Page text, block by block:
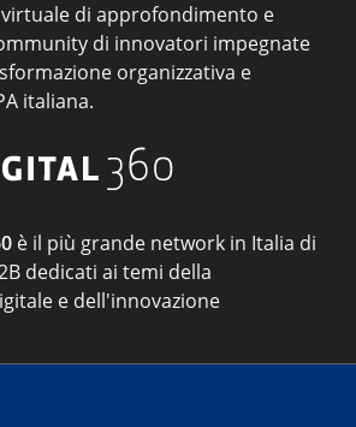
di approfondimento e
di innovatori impegnate
organizzativa e
italiana.
è il più grande network in Italia di
dedicati ai temi della
e dell'innovazione